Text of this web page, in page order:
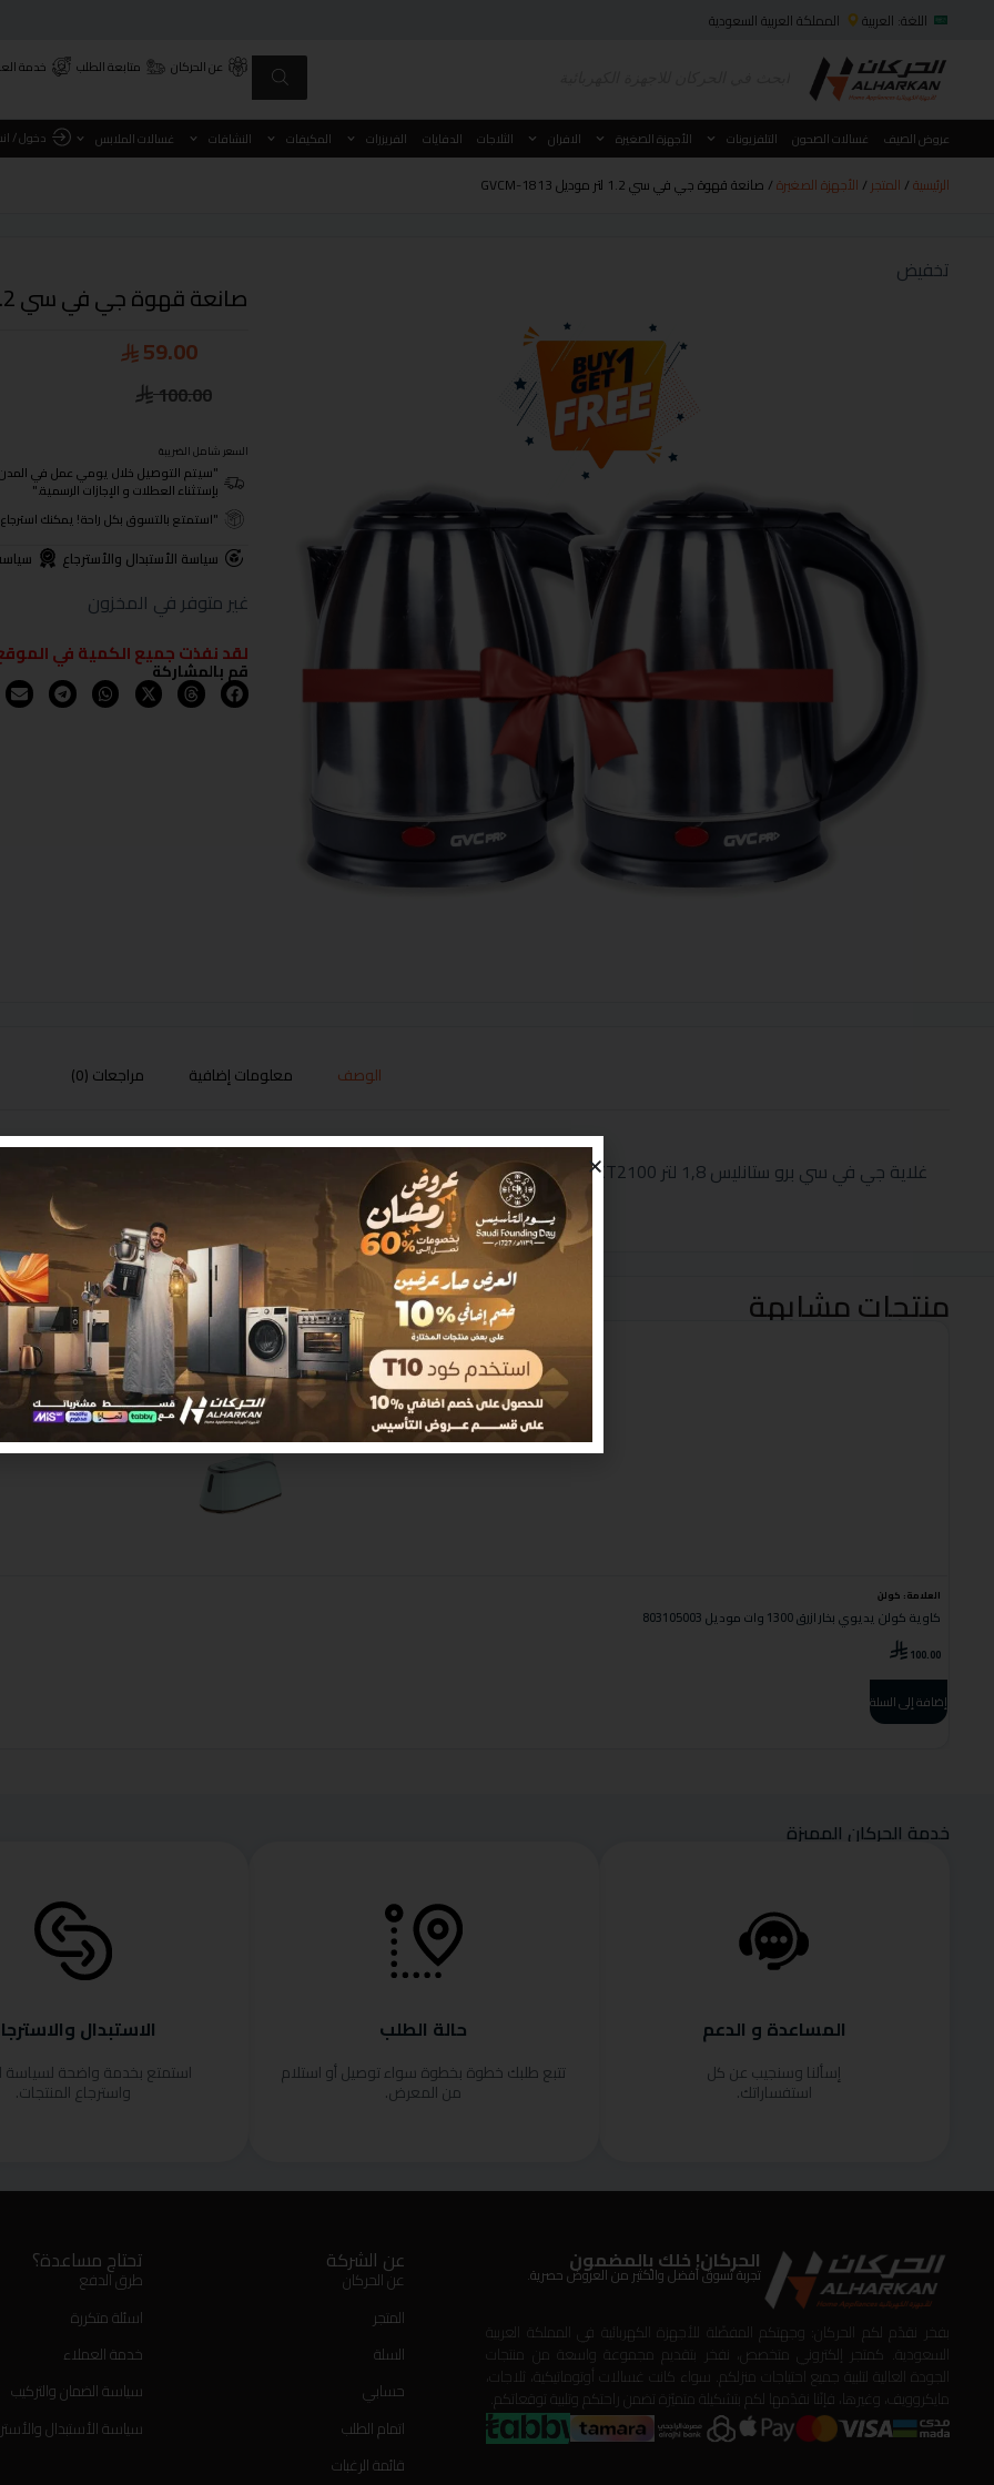
اللغة: العربية المملكة العربية السعودية
عن الحركان متابعة الطلب خدمة
عروض الصيف غسالات الصحون التلفزيونات الأجهزة الصغيرة الافران الثلاجات الدفايات الفريزرات المكيفات النشافات غسالات الملابس دخول /
الرئيسية/ المتجر / الأجهزة الصغيرة/ صانعة قهوة جي في سي 1.2 لتر موديل GVCM-1813
تخفيض
صانعة قهوة جي في سي 1.2 لتر موديل GVCM-1813
100.00
59.00
السعر شامل الضريبة
"سيتم التوصيل خلال يومي عمل في المدن الرئيسية ومن
بإستثناء العطلات و الإجازات الرسمية."
"استمتع بالتسوق بكل راحة! يمكنك استرجاع المنتجات خلال 3 أيام من
سياسة الأستبدال والأسترجاع
غير متوفر في المخزون
لقد نفذت جميع الكمية في
قم بالمشاركة
الوصف معلومات إضافية مراجعات (0)
غلاية جي في سي برو ستانليس 1,8 لتر GVCKT2100+ حبة مجانا
منتجات مشابهة
العلامة: كولن
كاوية كولن يديوي بخار ازرق 1300 وات موديل 803105003
100.00
إضافة إلى السلة
خدمة الحركان المميزة
المساعدة و الدعم
إسألنا وسنجيب عن كل
استفساراتك.
حالة الطلب
تتبع طلبك خطوة بخطوة سواء توصيل أو استلام
من المعرض.
الاستبدال
استمتع بخدمة واضحة لسياسة
واسترجاع المنتجات.
الحركان! خلك بالمضمون
تجربة تسوق أفضل والكثير من العروض حصرية.
بفخر نقدّم لكم الحركان: وجهتكم المفضّلة للأجهزة الكهربائية في المملكة العربية
السعودية. كمتجر إلكتروني متخصص، نفخر بتقديم مجموعة واسعة من منتجات
الجودة العالية لتلبية جميع احتياجات منزلكم. سواء كانت غسالات أوتوماتيكية، ثلاجات،
مايكروويف، وغيرها، فإنّنا نقدّمها لكم بتشكيلة متميّزة تضمن راحتكم وتلبية توقعاتكم.
عن الشركة
عن الحركان
المتجر
السلة
حسابي
اتمام الطلب
قائمة الرغبات
تحتاج مساعدة؟
طرق الدفع
اسئلة متكررة
خدمة العملاء
سياسة الضمان والتركيب
سياسة الأستبدال